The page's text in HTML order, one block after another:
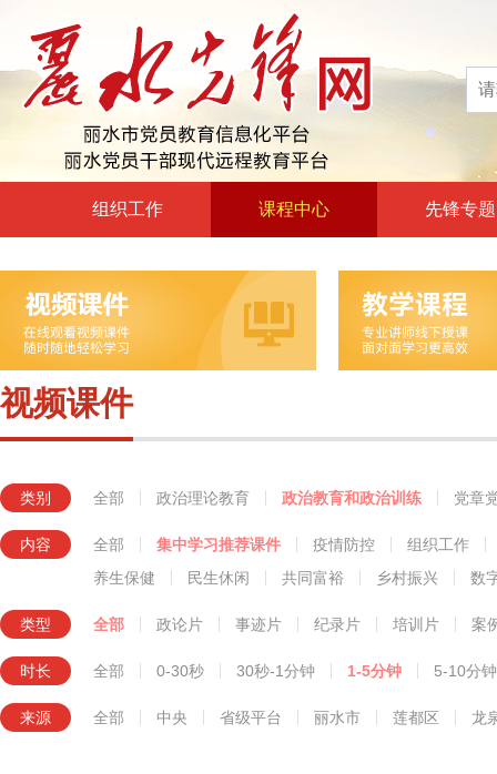
组织工作
领导动态
自身建设
组工文件
组工之窗
课程中心
政治教育和政治训练
党章党规党纪教育
革命传统教育
先锋专题
视频课件
类别 全部 政治理论教育 政治教育和政治训练 党章
内容 全部 集中学习推荐课件 疫情防控
组织工作
养生保健
民生休闲 共同富裕 乡村振兴 数
类型 全部 政论片 事迹片 纪录片 培训片 案
时长 全部 0-30秒 30秒-1分钟 1-5分钟 5-10分钟
来源 全部 中央 省级平台 丽水市 莲都区 龙